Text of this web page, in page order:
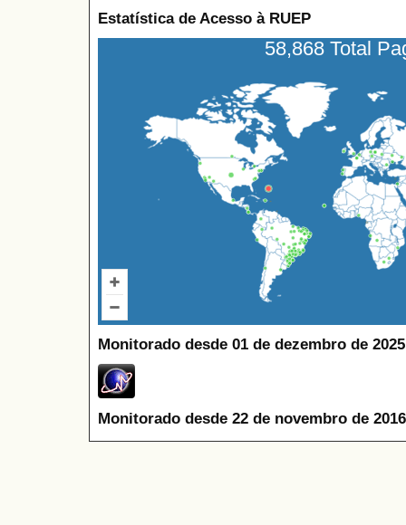
Estatística de Acesso à RUEP
58,868 Total
Monitorado desde 01 de dezembro de
Monitorado desde 22 de novembro de